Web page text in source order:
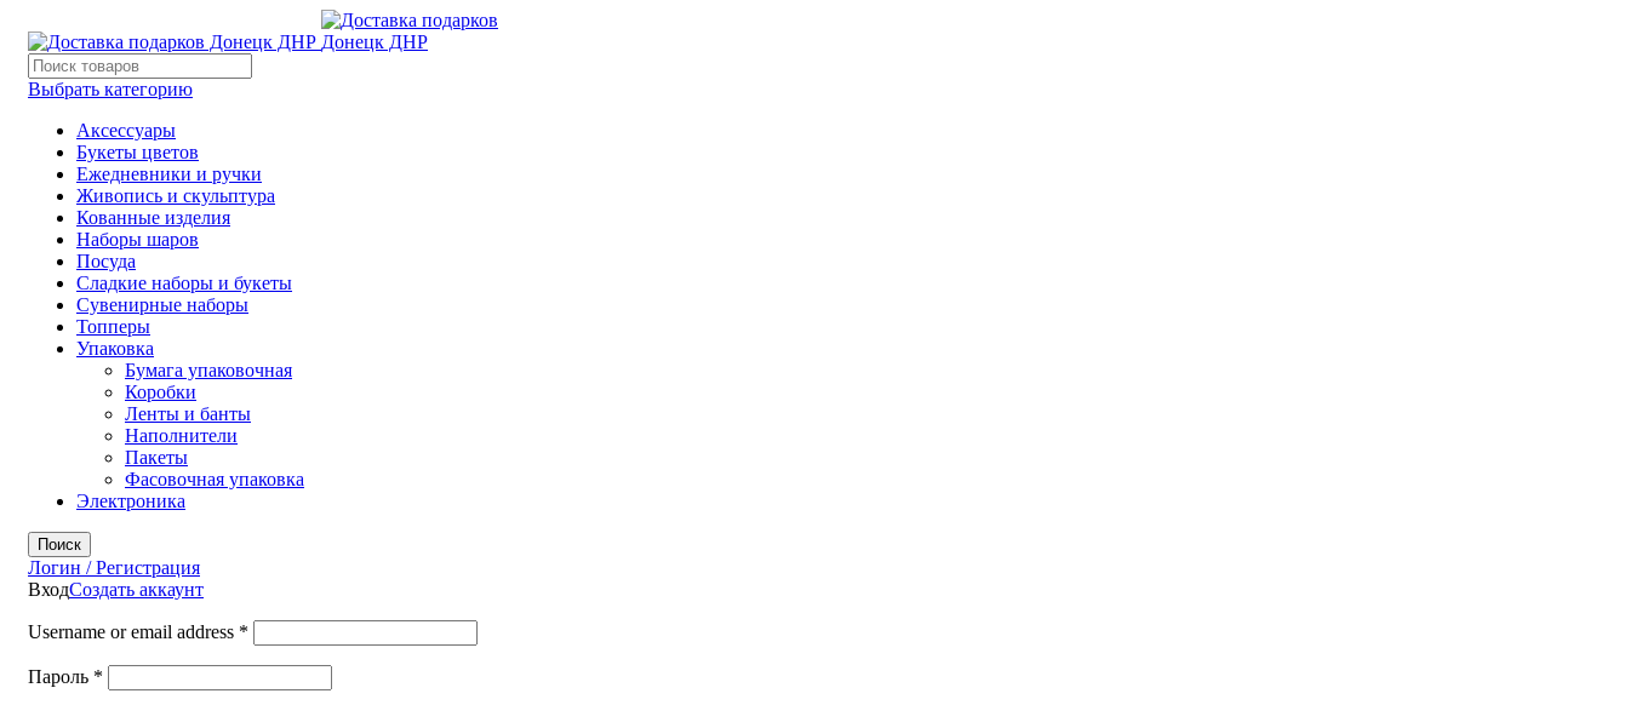
Выбрать категорию
Аксессуары
Букеты цветов
Ежедневники и ручки
Живопись и скульптура
Кованные изделия
Наборы шаров
Посуда
Сладкие наборы и букеты
Сувенирные наборы
Топперы
Упаковка
Бумага упаковочная
Коробки
Ленты и банты
Наполнители
Пакеты
Фасовочная упаковка
Электроника
Поиск
Логин / Регистрация
ВходСоздать аккаунт
Username or email address *
Пароль *